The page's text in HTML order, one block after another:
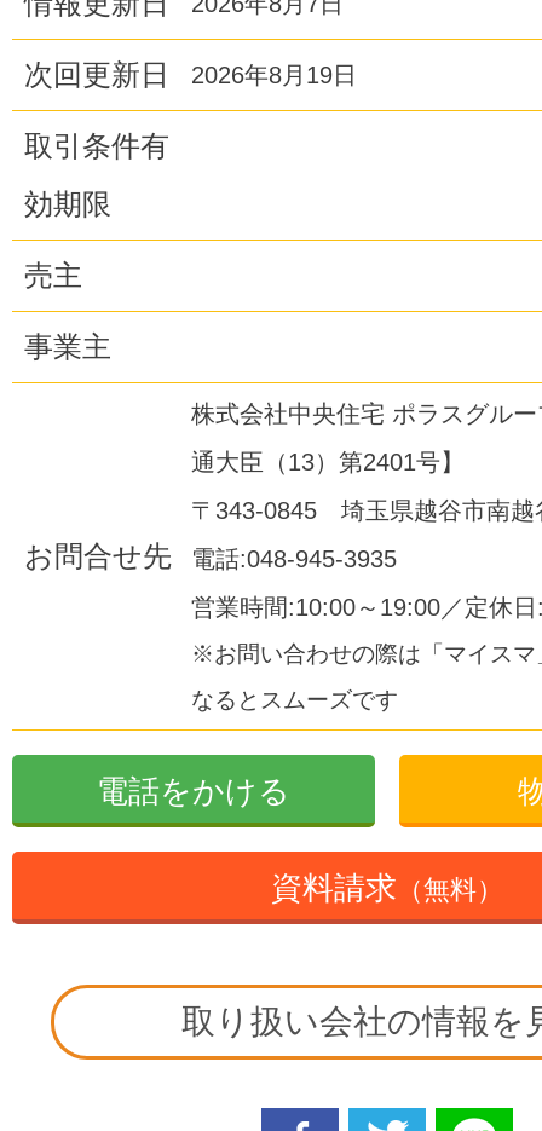
次回更新日 2026年8月19日
取引条件有
効期限
売主
事業主
お問合せ先
株式会社中央住宅 ポラスグル
通大臣（13）第2401号】
〒343-0845 埼玉県越谷市南越
電話:048-945-3935
営業時間:10:00～19:00／定休
※お問い合わせの際は「マイス
なるとスムーズです
電話をかける
資料請求 （無料）
取り扱い会社の情報を